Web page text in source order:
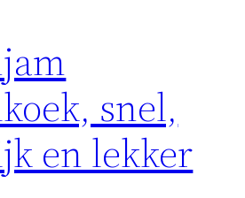
snel,
en lekker